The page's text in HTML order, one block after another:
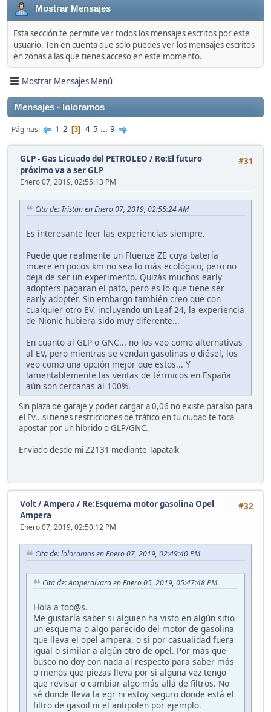
Mostrar Mensajes
Esta sección te permite ver todos los mensajes escritos por este
usuario. Ten en cuenta que sólo puedes ver los mensajes escritos
en zonas a las que tienes acceso en este momento.
Mostrar Mensajes Menú
Mensajes - loloramos
Páginas 1 2 3 4 5 ... 9
#31
GLP - Gas Licuado del PETROLEO / Re:El futuro
próximo va a ser GLP
Enero 07, 2019, 02:55:13 PM
Cita de: Tristán en Enero 07, 2019, 02:55:24 AM
Es interesante leer las experiencias siempre.
Puede que realmente un Fluenze ZE cuya batería
muere en pocos km no sea lo más ecológico, pero no
deja de ser un experimento. Quizás muchos early
adopters pagaran el pato, pero es lo que tiene ser
early adopter. Sin embargo también creo que con
cualquier otro EV, incluyendo un Leaf 24, la experiencia
de Nionic hubiera sido muy diferente...
En cuanto al GLP o GNC... no los veo como alternativas
al EV, pero mientras se vendan gasolinas o diésel, los
veo como una opción mejor que estos... Y
lamentablemente las ventas de térmicos en España
aún son cercanas al 100%.
Sin plaza de garaje y poder cargar a 0,06 no existe paraíso para
el Ev...si tienes restricciones de tráfico en tu ciudad te toca
apostar por un híbrido o GLP/GNC.
Enviado desde mi Z2131 mediante Tapatalk
#32
Volt / Ampera / Re:Esquema motor gasolina Opel
Ampera
Enero 07, 2019, 02:50:12 PM
Cita de: loloramos en Enero 07, 2019, 02:49:40 PM
Cita de: Amperalvaro en Enero 05, 2019, 05:47:48 PM
Hola a tod@s.
Me gustaría saber si alguien ha visto en algún sitio
un esquema o algo parecido del motor de gasolina
que lleva el opel ampera, o si por casualidad fuera
igual o similar a algún otro de opel. Por más que
busco no doy con nada al respecto para saber más
o menos que piezas lleva por si alguna vez tengo
que revisar o cambiar algo más allá de filtros. No
sé donde lleva la egr ni estoy seguro donde está el
filtro de gasoil ni el antipolen por ejemplo.